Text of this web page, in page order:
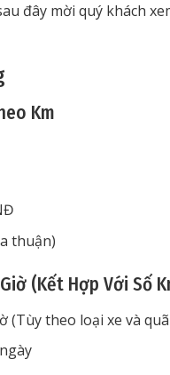
đây mời quý khách
Km
thuận)
(Kết Hợp Với Số
(Tùy theo loại xe và